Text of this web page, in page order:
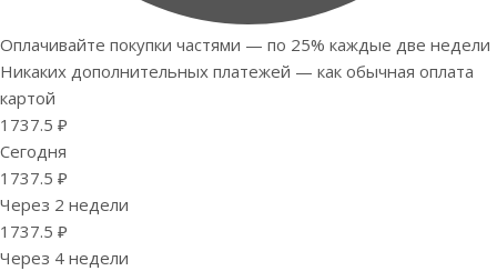
Оплачивайте покупки частями — по 25% каждые две недели
Никаких дополнительных платежей — как обычная оплата
картой
1737.5 ₽
Сегодня
1737.5 ₽
Через 2 недели
1737.5 ₽
Через 4 недели